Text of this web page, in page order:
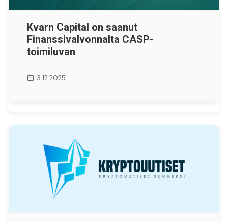
Kvarn Capital on saanut
Finanssivalvonnalta CASP-
toimiluvan
3.12.2025